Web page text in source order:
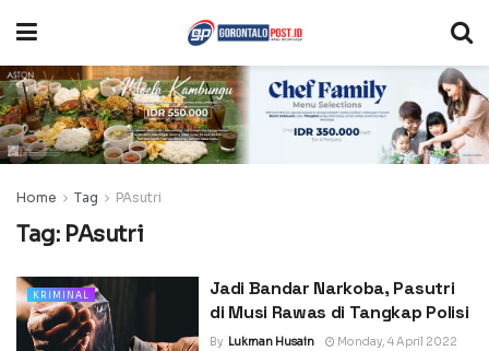
Home Tag PAsutri
Tag: PAsutri
KRIMINAL
Jadi Bandar Narkoba, Pasutri
di Musi Rawas di Tangkap Polisi
By Lukman Husain Monday, 4 April 2022